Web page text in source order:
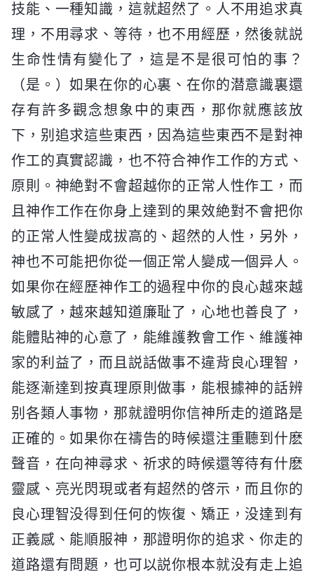
技能、一種知識，這就超然了。人不用追求真
理，不用尋求、等待，也不用經歷，然後就説
生命性情有變化了，這是不是很可怕的事？
（是。）如果在你的心裏、在你的潜意識裏還
存有許多觀念想象中的東西，那你就應該放
下，别追求這些東西，因為這些東西不是對神
作工的真實認識，也不符合神作工作的方式、
原則。神絶對不會超越你的正常人性作工，而
且神作工作在你身上達到的果效絶對不會把你
的正常人性變成拔高的、超然的人性，另外，
神也不可能把你從一個正常人變成一個异人。
如果你在經歷神作工的過程中你的良心越來越
敏感了，越來越知道廉耻了，心地也善良了，
能體貼神的心意了，能維護教會工作、維護神
家的利益了，而且説話做事不違背良心理智，
能逐漸達到按真理原則做事，能根據神的話辨
别各類人事物，那就證明你信神所走的道路是
正確的。如果你在禱告的時候還注重聽到什麽
聲音，在向神尋求、祈求的時候還等待有什麽
靈感、亮光閃現或者有超然的啓示，而且你的
良心理智没得到任何的恢復、矯正，没達到有
正義感、能順服神，那證明你的追求、你走的
道路還有問題，也可以説你根本就没有走上追